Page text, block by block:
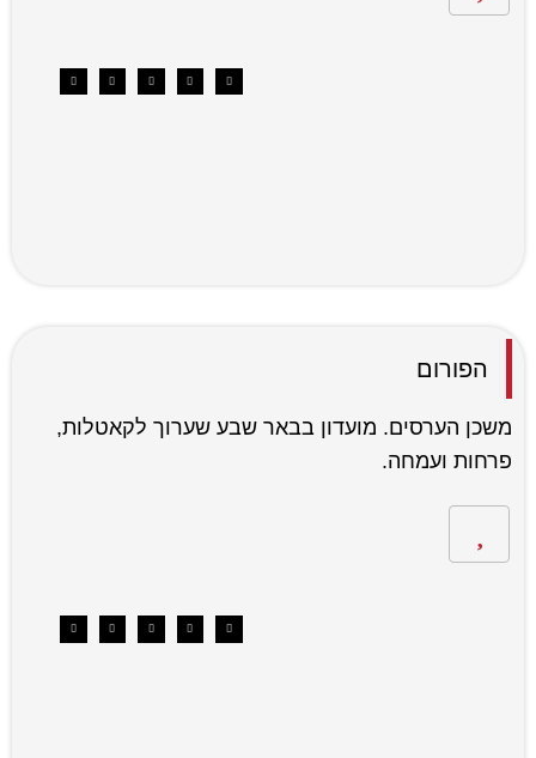
הפורום
משכן הערסים. מועדון בבאר שבע שערוך לקאטלות,
פרחות ועמחה.